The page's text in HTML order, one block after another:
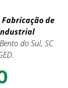
Fabricação de
do Sul, SC